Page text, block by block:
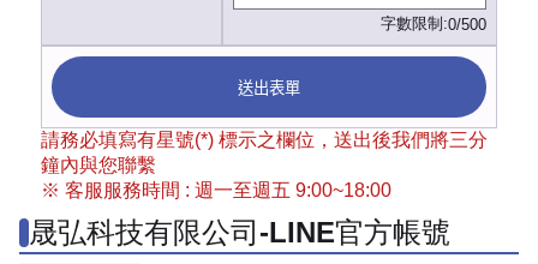
字數限制:0/500
送出表單
請務必填寫有星號(*) 標示之欄位，送出後我們將三分
鐘內與您聯繫
※ 客服服務時間 : 週一至週五 9:00~18:00
晟弘科技有限公司-LINE官方帳號